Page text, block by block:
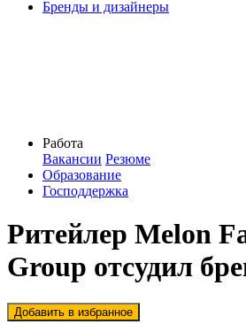
Бренды и дизайнеры
Работа
Вакансии Резюме
Образование
Господдержка
Ритейлер Melon
Group отсудил